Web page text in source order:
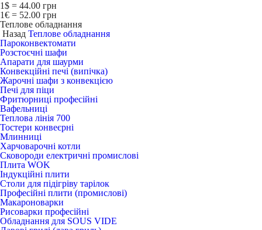
1$ = 44.00 грн
1€ = 52.00 грн
Теплове обладнання
Назад Теплове обладнання
Пароконвектомати
Розстоєчні шафи
Апарати для шаурми
Конвекційні печі (випічка)
Жарочні шафи з конвекцією
Печі для піци
Фритюрниці професійні
Вафельниці
Теплова лінія 700
Тостери конвеєрні
Млинниці
Харчоварочні котли
Сковороди електричні промислові
Плита WOK
Індукційні плити
Столи для підігріву тарілок
Професійні плити (промислові)
Макароноварки
Рисоварки професійні
Обладнання для SOUS VIDE